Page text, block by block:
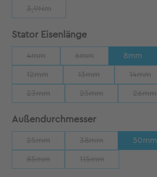
3,9Nm
Stator Eisenlängeauswählen
4mm 6mm 8mm
12mm 13mm 14mm
23mm 25mm 26mm
Außendurchmesserauswählen
25mm 38mm 50mm
85mm 115mm